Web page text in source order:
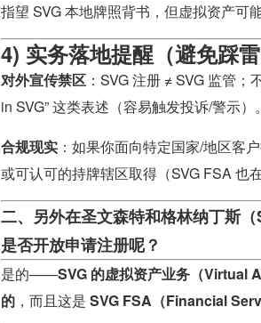
指望 SVG 本地牌照背书，但虚拟资产可
4) 实务落地提醒（避免踩
对外宣传禁区 ：SVG 注册 ≠ SVG 监管
in SVG” 这类表述（容易触发投诉/警示）
合规现实 ：如果你面向特定国家/地区客
或可认可的持牌辖区取得（SVG FSA 也
二、 另外在圣文森特和格林纳丁斯
是否开放申请注册呢？
是的——SVG 的虚拟资产业务（Virtual
的 ，而且这是 SVG FSA（Financial